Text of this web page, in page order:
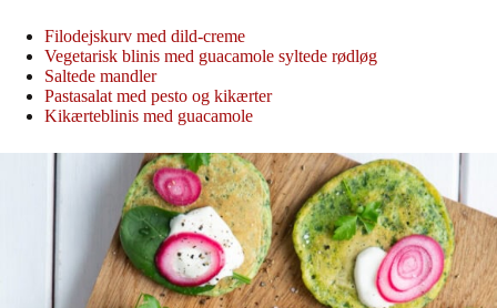
Filodejskurv med dild-creme
Vegetarisk blinis med guacamole syltede rødløg
Saltede mandler
Pastasalat med pesto og kikærter
Kikærteblinis med guacamole